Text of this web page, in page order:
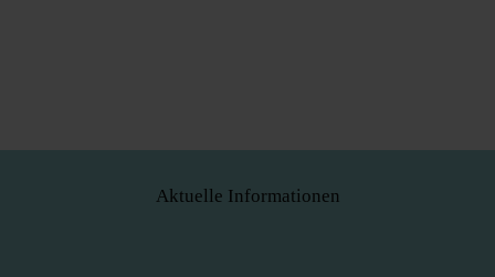
Aktuelle Informationen